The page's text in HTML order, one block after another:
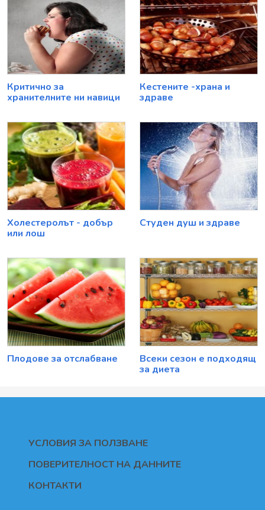
Критично за
хранителните ни навици
Кестените -храна и
здраве
Холестеролът - добър
или лош
Студен душ и здраве
Плодове за отслабване
Всеки сезон е подходящ
за диета
УСЛОВИЯ ЗА ПОЛЗВАНЕ
ПОВЕРИТЕЛНОСТ НА ДАННИТЕ
КОНТАКТИ